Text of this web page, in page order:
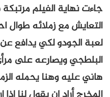
جاءت نهاية الفيلم
التعايش مع زملائه طوال
لعبة الجودو لكي يدافع
البلطجي ويصارعه على
هاني عليه وهنا يحمله